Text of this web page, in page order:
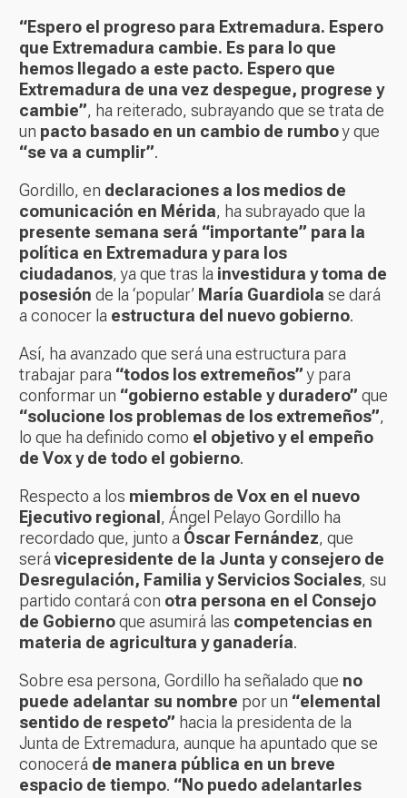
“Espero el progreso para Extremadura. Espero
que Extremadura cambie. Es para lo que
hemos llegado a este pacto. Espero que
Extremadura de una vez despegue, progrese y
cambie”, ha reiterado, subrayando que se trata de
un pacto basado en un cambio de rumboy que
“se va a cumplir”.
Gordillo, en declaraciones a los medios de
comunicación en Mérida, ha subrayado que la
presente semana será “importante” para la
política en Extremadura y para los
ciudadanos, ya que tras la investidura y toma de
posesión de la ‘popular’ María Guardiola se dará
a conocer la estructura del nuevo gobierno.
Así, ha avanzado que será una estructura para
trabajar para “todos los extremeños”y para
conformar un “gobierno estable y duradero” que
“solucione los problemas de los extremeños”,
lo que ha definido como el objetivo y el empeño
de Vox y de todo el gobierno.
Respecto a los miembros de Vox en el nuevo
Ejecutivo regional , Ángel Pelayo Gordillo ha
recordado que, junto a Óscar Fernández, que
serávicepresidente de la Junta y consejero de
Desregulación, Familia y Servicios Sociales, su
partido contará con otra persona en el Consejo
de Gobiernoque asumirá las competencias en
materia de agricultura y ganadería.
Sobre esa persona, Gordillo ha señalado que no
puede adelantar su nombre por un “elemental
sentido de respeto” hacia la presidenta de la
Junta de Extremadura, aunque ha apuntado que se
conocerá de manera pública en un breve
espacio de tiempo. “No puedo adelantarles